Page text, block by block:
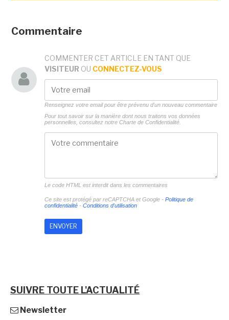
Commentaire
COMMENTER CET ARTICLE EN TANT QUE
VISITEUR OU CONNECTEZ-VOUS
Renseignez votre email pour être prévenu d'un nouveau commentaire
Pour tout savoir sur la manière dont nous traitons vos données
personnelles, consultez notre Charte de Confidentialité.
Le code HTML est interdit dans les commentaires
Ce site est protégé par reCAPTCHA et Google - Politique de
confidentialité- Conditions d'utilisation
SUIVRE TOUTE L'ACTUALITÉ
Newsletter